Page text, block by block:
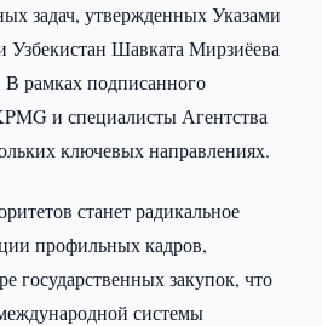
задач, утвержденных Указами
Узбекистан Шавката Мирзиёева
подписанного
и специалисты Агентства
ключевых направлениях.
станет радикальное
профильных кадров,
государственных закупок, что
системы